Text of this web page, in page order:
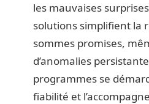
les mauvaises
solutions simplifient la
sommes promises,
d’anomalies
programmes se
fiabilité et